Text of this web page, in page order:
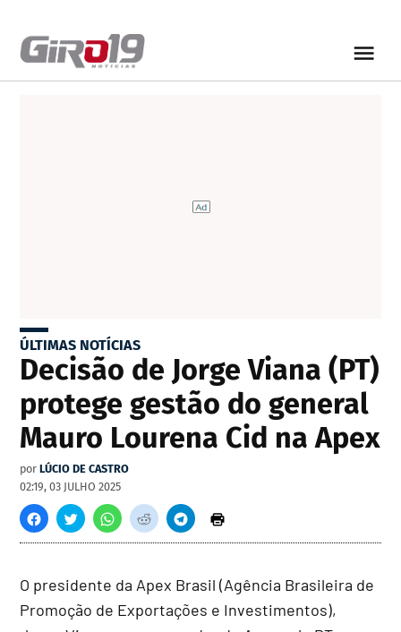
ÚLTIMAS NOTÍCIAS
Decisão de Jorge Viana (PT)
protege gestão do general
Mauro Lourena Cid na Apex
por LÚCIO DE CASTRO
02:19, 03 JULHO 2025
O presidente da Apex Brasil (Agência Brasileira de
Promoção de Exportações e Investimentos),